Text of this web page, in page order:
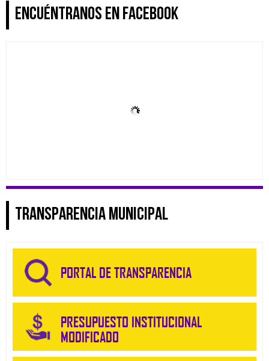
ENCUÉNTRANOS EN FACEBOOK
TRANSPARENCIA MUNICIPAL
PORTAL DE TRANSPARENCIA
PRESUPUESTO INSTITUCIONAL
MODIFICADO